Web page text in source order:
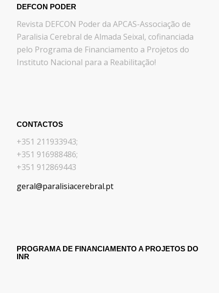
DEFCON PODER
Revista DEFCON Poder da APCAS-Associação de
Paralisia Cerebral de Almada Seixal, cofinanciada
pelo Programa de Financiamento a Projetos do
Instituto Nacional para a Reabilitação!
CONTACTOS
+351 211933943;
+351 916988486;
+351 912869443
geral@paralisiacerebral.pt
PROGRAMA DE FINANCIAMENTO A PROJETOS DO
INR